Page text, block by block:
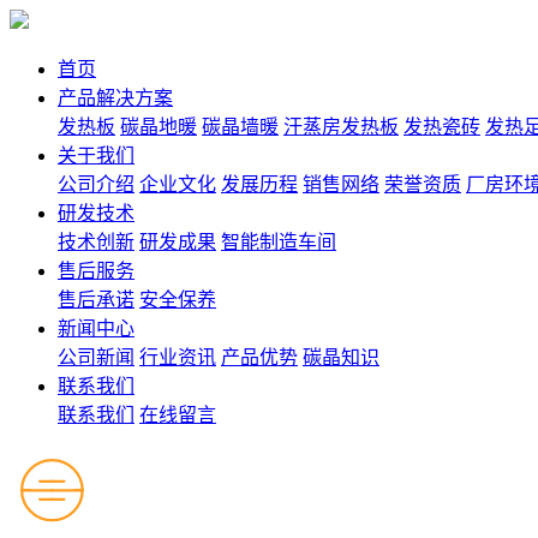
首页
产品解决方案
发热板 碳晶地暖 碳晶墙暖 汗蒸房发热板 发热瓷砖 发热
关于我们
公司介绍 企业文化 发展历程 销售网络 荣誉资质 厂房环
研发技术
技术创新 研发成果 智能制造车间
售后服务
售后承诺 安全保养
新闻中心
公司新闻 行业资讯 产品优势 碳晶知识
联系我们
联系我们
在线留言